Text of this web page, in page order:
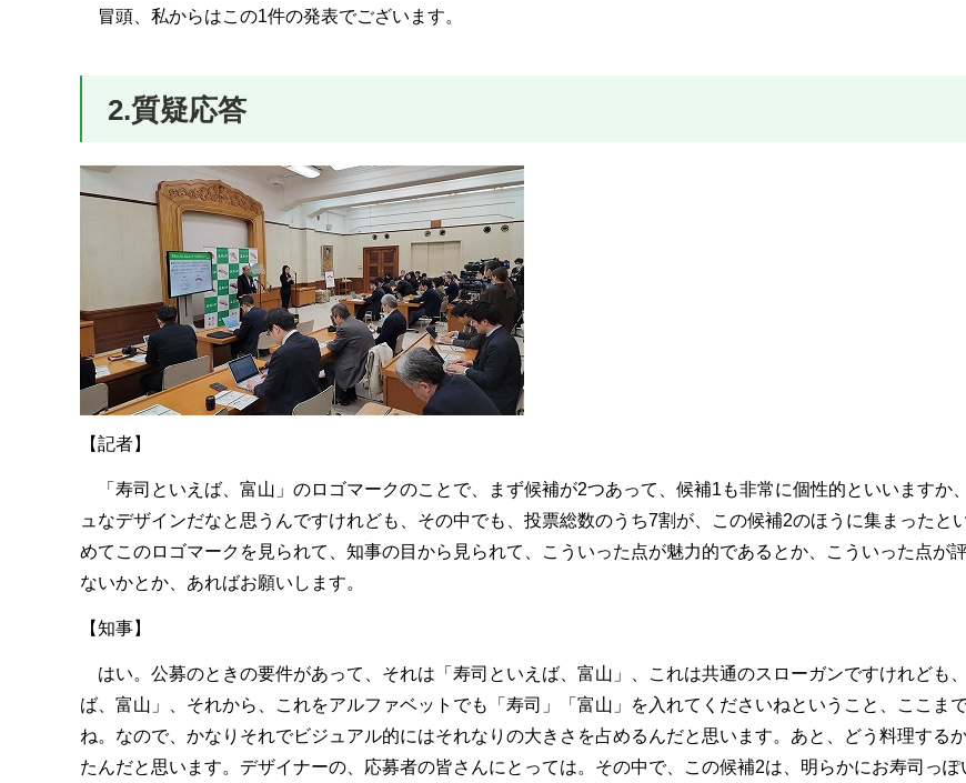
冒頭、私からはこの1件の発表でございます。
2.質疑応答
【記者】
「寿司といえば、富山」のロゴマークのことで、まず候補が2つあって、候補1も非常に個性的といいますか
ュなデザインだなと思うんですけれども、その中でも、投票総数のうち7割が、この候補2のほうに集まったと
めてこのロゴマークを見られて、知事の目から見られて、こういった点が魅力的であるとか、こういった点が
ないかとか、あればお願いします。
【知事】
はい。公募のときの要件があって、それは「寿司といえば、富山」、これは共通のスローガンですけれども
ば、富山」、それから、これをアルファベットでも「寿司」「富山」を入れてくださいねということ、ここま
ね。なので、かなりそれでビジュアル的にはそれなりの大きさを占めるんだと思います。あと、どう料理する
たんだと思います。デザイナーの、応募者の皆さんにとっては。その中で、この候補2は、明らかにお寿司っ